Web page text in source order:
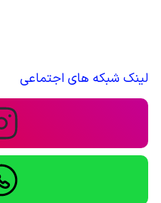
لینک شبکه های اجتماعی